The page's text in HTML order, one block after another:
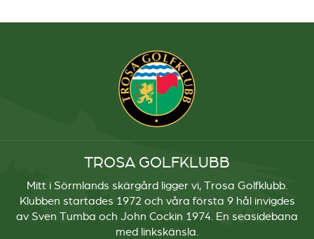
TROSA GOLFKLUBB
Mitt i Sörmlands skärgård ligger vi, Trosa Golfklubb.
Klubben startades 1972 och våra första 9 hål invigdes
av Sven Tumba och John Cockin 1974. En seasidebana
med linkskänsla.